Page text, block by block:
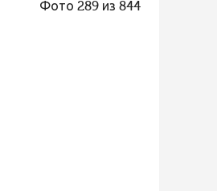
Фото 289 из 844